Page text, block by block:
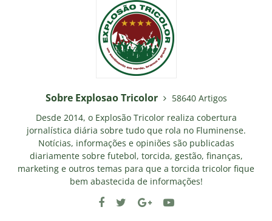
Sobre Explosao Tricolor
58640 Artigos
Desde 2014, o Explosão Tricolor realiza cobertura
jornalística diária sobre tudo que rola no Fluminense.
Notícias, informações e opiniões são publicadas
diariamente sobre futebol, torcida, gestão, finanças,
marketing e outros temas para que a torcida tricolor fique
bem abastecida de informações!